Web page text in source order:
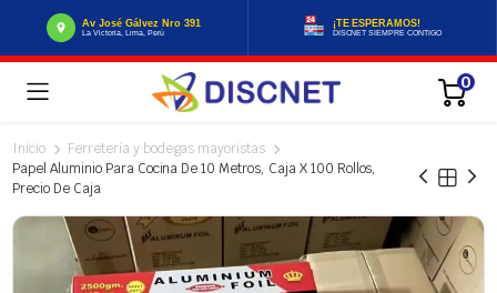
Av José Gálvez Nro 391
La Victoria, Lima, Perú
¡TE ESPERAMOS!
DISCNET SIEMPRE CONTIGO
0
Inicio
Ferretería y bodegas mayoristas
Papel Aluminio Para Cocina De 10 Metros, Caja X 100 Rollos,
Precio De Caja